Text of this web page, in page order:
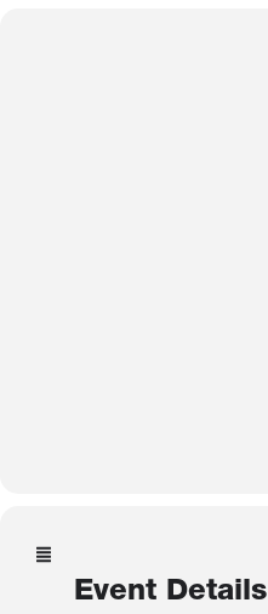
Event Details